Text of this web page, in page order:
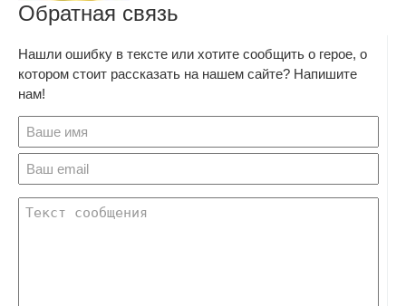
Обратная связь
Нашли ошибку в тексте или хотите сообщить о герое, о
котором стоит рассказать на нашем сайте? Напишите
нам!